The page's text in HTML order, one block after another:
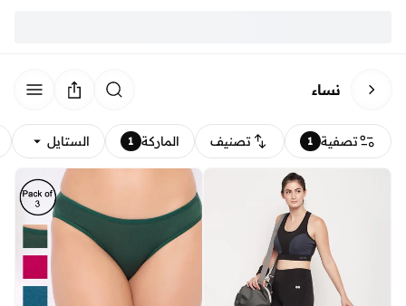
نساء
تصفية 1 تصنيف الماركة 1 الستايل